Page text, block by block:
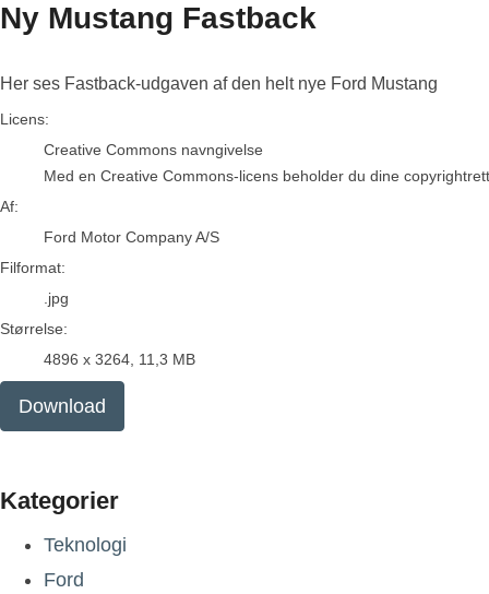
Ny Mustang Fastback
Her ses Fastback-udgaven af den helt nye Ford Mustang
Ford Motor Company A/S
Licens:
Creative Commons navngivelse
Med en Creative Commons-licens beholder du dine
Af:
Ford Motor Company A/S
Filformat:
.jpg
Størrelse:
4896 x 3264, 11,3 MB
Download
Kategorier
Teknologi
Ford